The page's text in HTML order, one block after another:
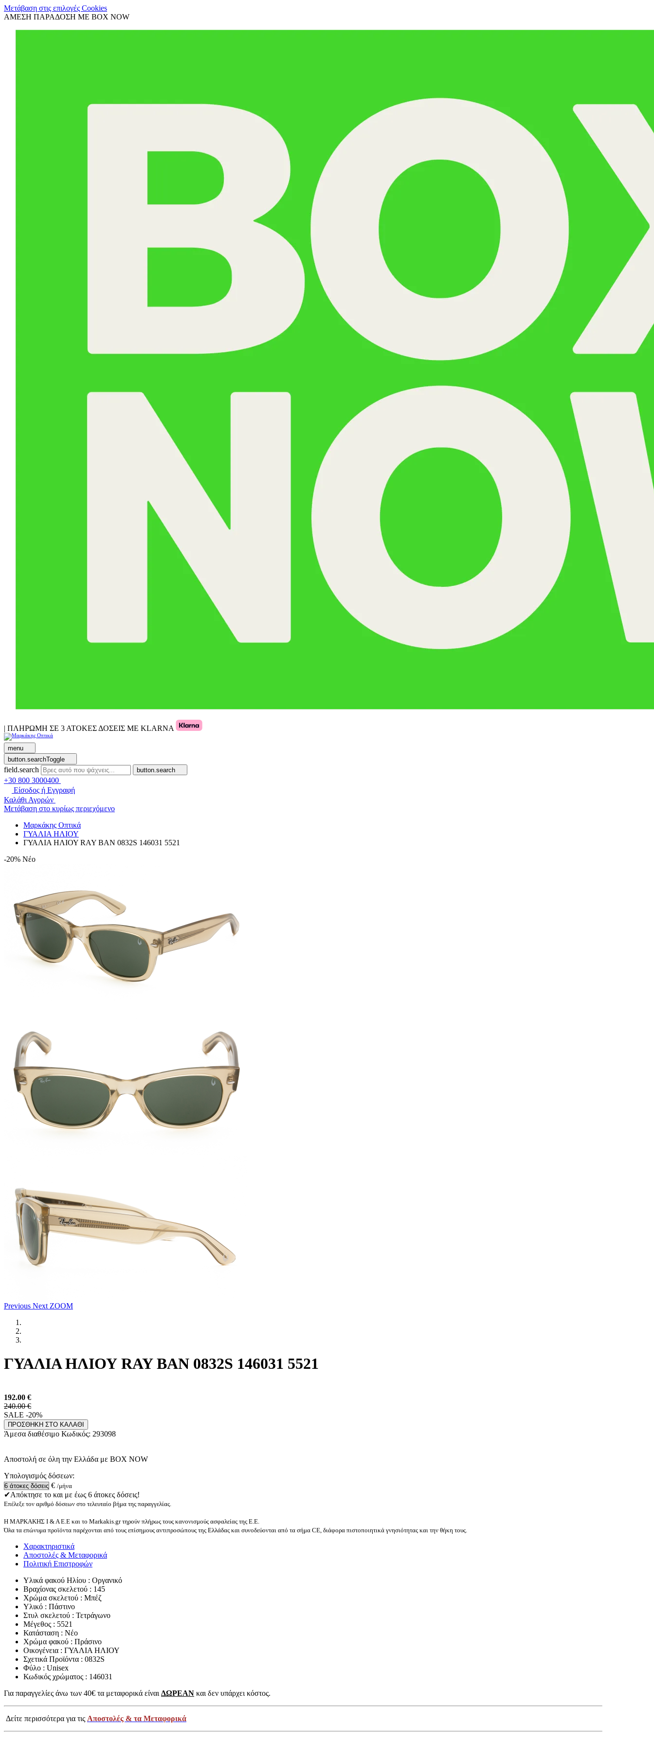
Μετάβαση στις επιλογές Cookies
ΑΜΕΣΗ ΠΑΡΑΔΟΣΗ ΜΕ BOX NOW
| ΠΛΗΡΩΜΗ ΣΕ 3 ΑΤΟΚΕΣ ΔΟΣΕΙΣ ΜΕ KLARNA
menu
button.searchToggle
field.search button.search
+30 800 3000400
Είσοδος ή Εγγραφή
Καλάθι Αγορών
Μετάβαση στο κυρίως περιεχόμενο
Μαρκάκης Οπτικά
ΓΥΑΛΙΑ ΗΛΙΟΥ
ΓΥΑΛΙΑ ΗΛΙΟΥ RAY BAN 0832S 146031 5521
-20% Νέο
Previous Next ZOOM
ΓΥΑΛΙΑ ΗΛΙΟΥ RAY BAN 0832S 146031 5521
192.00 €
240.00 €
SALE -20%
ΠΡΟΣΘΗΚΗ ΣΤΟ ΚΑΛΑΘΙ
Άμεσα διαθέσιμο Κωδικός: 293098
Αποστολή σε όλη την Ελλάδα με BOX NOW
Υπολογισμός δόσεων:
€ /μήνα
✔Απόκτησε το και με έως 6 άτοκες δόσεις!
Επέλεξε τον αριθμό δόσεων στο τελευταίο βήμα της παραγγελίας.
Η ΜΑΡΚΑΚΗΣ Ι & Α Ε.Ε και το Markakis.gr τηρούν πλήρως τους κανονισμούς ασφαλείας της Ε.Ε.
Όλα τα επώνυμα προϊόντα παρέχονται από τους επίσημους αντιπροσώπους της Ελλάδας και συνοδεύονται από τα σήμα CE, διάφορα πιστοποιητικά γνησιότητας και την θήκη τους.
Χαρακτηριστικά
Αποστολές & Μεταφορικά
Πολιτική Επιστροφών
Υλικά φακού Ηλίου : Οργανικό
Βραχίονας σκελετού : 145
Χρώμα σκελετού : Μπέζ
Υλικό : Πάστινο
Στυλ σκελετού : Τετράγωνο
Μέγεθος : 5521
Κατάσταση : Νέο
Χρώμα φακού : Πράσινο
Οικογένεια : ΓΥΑΛΙΑ ΗΛΙΟΥ
Σχετικά Προϊόντα : 0832S
Φύλο : Unisex
Κωδικός χρώματος : 146031
Για παραγγελίες άνω των 40€ τα μεταφορικά είναι ΔΩΡΕΑΝ και δεν υπάρχει κόστος.
Δείτε περισσότερα για τις Αποστολές & τα Μεταφορικά